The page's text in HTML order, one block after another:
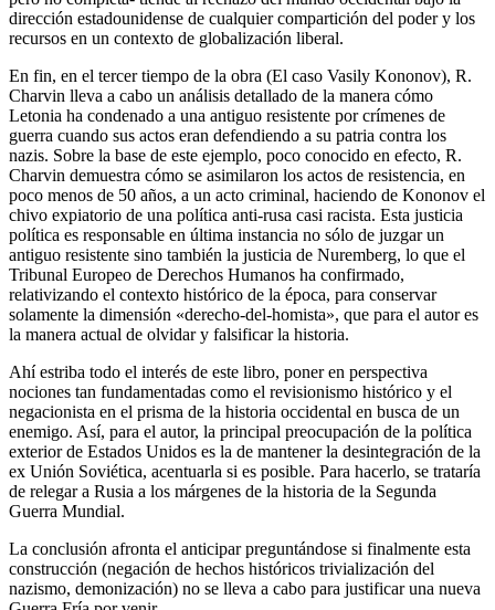
dirección estadounidense de cualquier compartición del poder y los
recursos en un contexto de globalización liberal.
En fin, en el tercer tiempo de la obra (El caso Vasily Kononov), R.
Charvin lleva a cabo un análisis detallado de la manera cómo
Letonia ha condenado a una antiguo resistente por crímenes de
guerra cuando sus actos eran defendiendo a su patria contra los
nazis. Sobre la base de este ejemplo, poco conocido en efecto, R.
Charvin demuestra cómo se asimilaron los actos de resistencia, en
poco menos de 50 años, a un acto criminal, haciendo de Kononov el
chivo expiatorio de una política anti-rusa casi racista. Esta justicia
política es responsable en última instancia no sólo de juzgar un
antiguo resistente sino también la justicia de Nuremberg, lo que el
Tribunal Europeo de Derechos Humanos ha confirmado,
relativizando el contexto histórico de la época, para conservar
solamente la dimensión «derecho-del-homista», que para el autor es
la manera actual de olvidar y falsificar la historia.
Ahí estriba todo el interés de este libro, poner en perspectiva
nociones tan fundamentadas como el revisionismo histórico y el
negacionista en el prisma de la historia occidental en busca de un
enemigo. Así, para el autor, la principal preocupación de la política
exterior de Estados Unidos es la de mantener la desintegración de la
ex Unión Soviética, acentuarla si es posible. Para hacerlo, se trataría
de relegar a Rusia a los márgenes de la historia de la Segunda
Guerra Mundial.
La conclusión afronta el anticipar preguntándose si finalmente esta
construcción (negación de hechos históricos trivialización del
nazismo, demonización) no se lleva a cabo para justificar una nueva